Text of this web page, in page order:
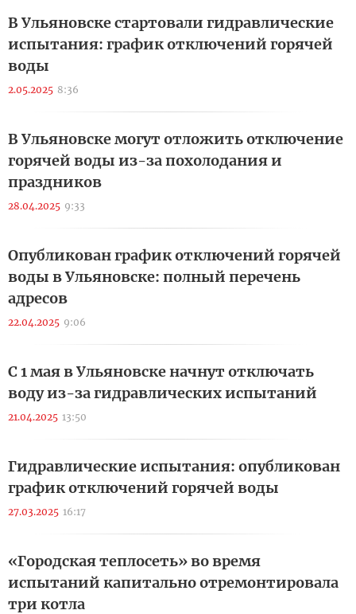
В Ульяновске стартовали гидравлические
испытания: график отключений горячей
воды
2.05.2025 8:36
В Ульяновске могут отложить отключение
горячей воды из-за похолодания и
праздников
28.04.2025 9:33
Опубликован график отключений горячей
воды в Ульяновске: полный перечень
адресов
22.04.2025 9:06
С 1 мая в Ульяновске начнут отключать
воду из-за гидравлических испытаний
21.04.2025 13:50
Гидравлические испытания: опубликован
график отключений горячей воды
27.03.2025 16:17
«Городская теплосеть» во время
испытаний капитально отремонтировала
три котла